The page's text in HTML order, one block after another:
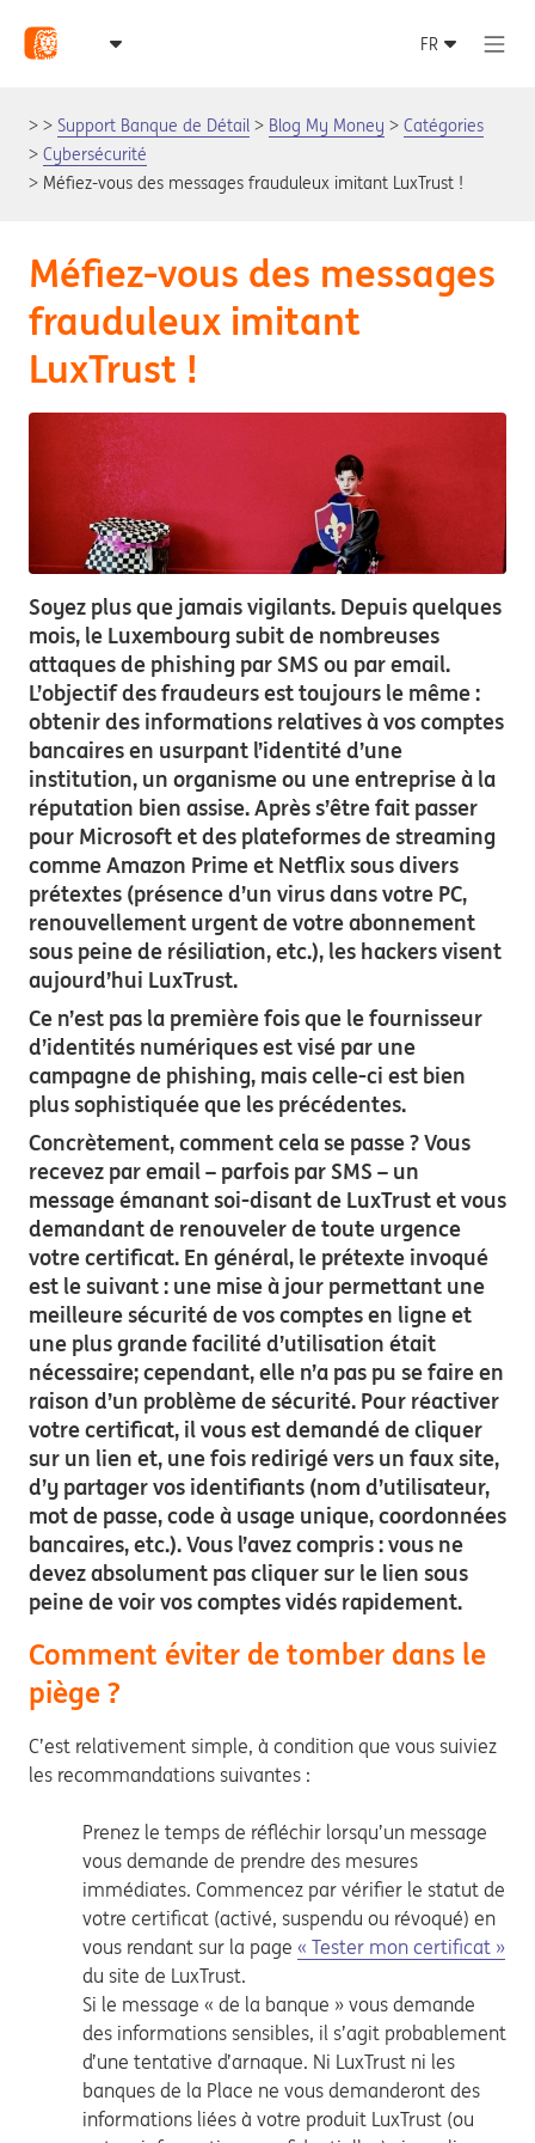
Support Banque de Détail Blog My Money
Catégories
Cybersécurité
Méfiez-vous des messages frauduleux imitant LuxTrust !
Méfiez-vous des messages
frauduleux imitant
LuxTrust !
Soyez plus que jamais vigilants. Depuis quelques
mois, le Luxembourg subit de nombreuses
attaques de phishing par SMS ou par email.
L’objectif des fraudeurs est toujours le même :
obtenir des informations relatives à vos comptes
bancaires en usurpant l’identité d’une
institution, un organisme ou une entreprise à la
réputation bien assise. Après s’être fait passer
pour Microsoft et des plateformes de streaming
comme Amazon Prime et Netflix sous divers
prétextes (présence d’un virus dans votre PC,
renouvellement urgent de votre abonnement
sous peine de résiliation, etc.), les hackers visent
aujourd’hui LuxTrust.
Ce n’est pas la première fois que le fournisseur
d’identités numériques est visé par une
campagne de phishing, mais celle-ci est bien
plus sophistiquée que les précédentes.
Concrètement, comment cela se passe ? Vous
recevez par email – parfois par SMS – un
message émanant soi-disant de LuxTrust et vous
demandant de renouveler de toute urgence
votre certificat. En général, le prétexte invoqué
est le suivant : une mise à jour permettant une
meilleure sécurité de vos comptes en ligne et
une plus grande facilité d’utilisation était
nécessaire; cependant, elle n’a pas pu se faire en
raison d’un problème de sécurité. Pour réactiver
votre certificat, il vous est demandé de cliquer
sur un lien et, une fois redirigé vers un faux site,
d’y partager vos identifiants (nom d’utilisateur,
mot de passe, code à usage unique, coordonnées
bancaires, etc.). Vous l’avez compris : vous ne
devez absolument pas cliquer sur le lien sous
peine de voir vos comptes vidés rapidement.
Comment éviter de tomber dans le
piège ?
C’est relativement simple, à condition que vous suiviez
les recommandations suivantes :
Prenez le temps de réfléchir lorsqu’un message
vous demande de prendre des mesures
immédiates. Commencez par vérifier le statut de
votre certificat (activé, suspendu ou révoqué) en
vous rendant sur la page « Tester mon certificat »
du site de LuxTrust.
Si le message « de la banque » vous demande
des informations sensibles, il s’agit probablement
d’une tentative d’arnaque. Ni LuxTrust ni les
banques de la Place ne vous demanderont des
informations liées à votre produit LuxTrust (ou